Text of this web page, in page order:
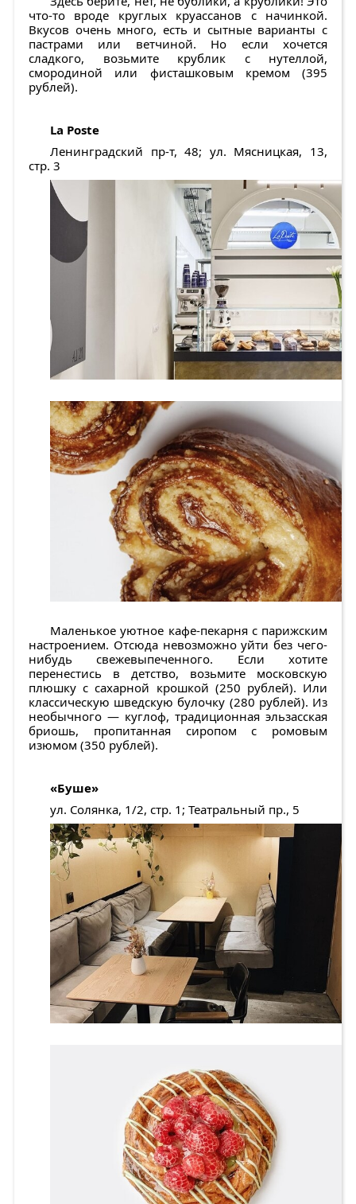
что-то вроде круглых круассанов с начинкой.
Вкусов очень много, есть и сытные варианты с
пастрами или ветчиной. Но если хочется
сладкого, возьмите крублик с нутеллой,
смородиной или фисташковым кремом (395
рублей).
La Poste
Ленинградский пр-т, 48; ул. Мясницкая, 13,
стр. 3
Маленькое уютное кафе-пекарня с парижским
настроением. Отсюда невозможно уйти без чего-
нибудь свежевыпеченного. Если хотите
перенестись в детство, возьмите московскую
плюшку с сахарной крошкой (250 рублей). Или
классическую шведскую булочку (280 рублей). Из
необычного — куглоф, традиционная эльзасская
бриошь, пропитанная сиропом с ромовым
изюмом (350 рублей).
«Буше»
ул. Солянка, 1/2, стр. 1; Театральный пр., 5